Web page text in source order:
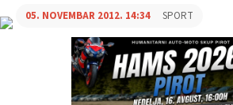
05. NOVEMBAR 2012. 14:34 SPORT